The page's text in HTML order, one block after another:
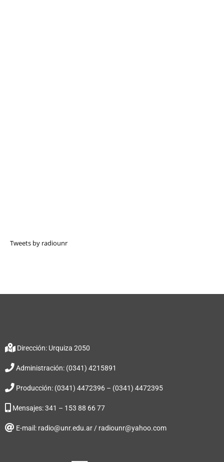
Tweets by radiounr
Dirección: Urquiza 2050
Administración: (0341) 4215891
Producción: (0341) 4472396 – (0341) 4472395
Mensajes: 341 – 153 88 66 77
E-mail: radio@unr.edu.ar / radiounr@yahoo.com